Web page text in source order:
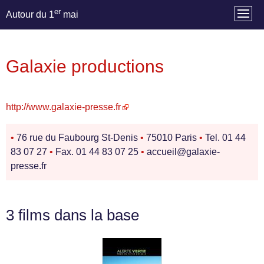
Autour du 1er mai
Galaxie productions
http://www.galaxie-presse.fr
• 76 rue du Faubourg St-Denis • 75010 Paris • Tel. 01 44
83 07 27 • Fax. 01 44 83 07 25 • accueil@galaxie-
presse.fr
3 films dans la base